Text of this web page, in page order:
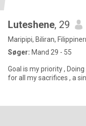
Luteshene, 29
Maripipi, Biliran,
Søger: Mand 29 - 55
Goal is my priority ,
for all my sacrifices , a